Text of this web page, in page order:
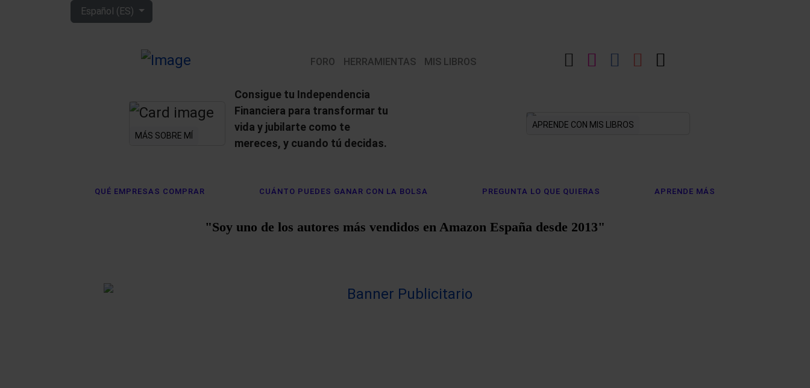
Seleccione su idioma
Español (ES)
LinkedIn
Instagram
Facebook
YouTube
FORO HERRAMIENTAS MIS LIBROS
MÁS SOBRE MÍ
Consigue tu Independencia
Financiera para transformar tu
vida y jubilarte como te
mereces, y cuando tú decidas.
APRENDE CON MIS LIBROS
QUÉ EMPRESAS COMPRAR CUÁNTO PUEDES GANAR CON LA BOLSA PREGUNTA LO QUE QUIERAS APRENDE MÁS
"Soy uno de los autores más vendidos en Amazon España desde 2013"